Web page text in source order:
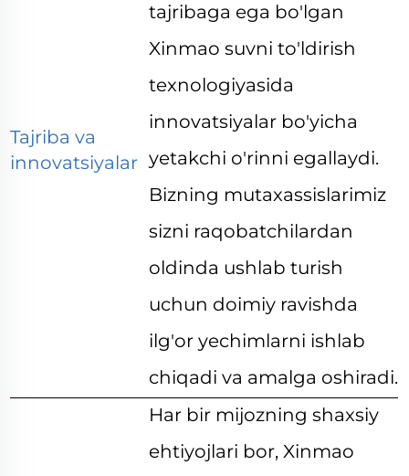
Tajriba va
innovatsiyalar
tajribaga ega bo'lgan
Xinmao suvni to'ldirish
texnologiyasida
innovatsiyalar bo'yicha
yetakchi o'rinni egallaydi.
Bizning mutaxassislarimiz
sizni raqobatchilardan
oldinda ushlab turish
uchun doimiy ravishda
ilg'or yechimlarni ishlab
chiqadi va amalga oshiradi.
Har bir mijozning shaxsiy
ehtiyojlari bor, Xinmao